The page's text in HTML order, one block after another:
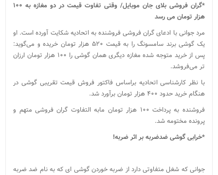
*گران فروشی بلای جان موبایل/ وقتی تفاوت قیمت در دو مغازه به ۱۰۰
هزار تومان می رسد
مرد جوانی با ادعای گران فروشی فروشنده به اتحادیه شکایت آورده است. او
یک گوشی برند سامسونگ را به قیمت ۵۲۰ هزار تومان خریده و می‌گوید:
پس از خرید متوجه شده مغازه دیگری همان گوشی را ۱۰۰ هزار تومان ارزان
تر می‌فروشد.
با نظر کارشناسی اتحادیه براساس فاکتور فروش قیمت تقریبی گوشی در
هنگام خرید حدود ۴۰۰ هزار تومان برآورد شد.
فروشنده به پرداخت ۱۰۰ هزار تومان مابه التفاوت گران فروشی متهم و
پرونده مختومه شد.
*خرابی گوشی ضدضربهبر اثر ضربه!
جوانی که شغل متفاوتی دارد از ضربه خوردن گوشی ای که به نام ضد ضربه